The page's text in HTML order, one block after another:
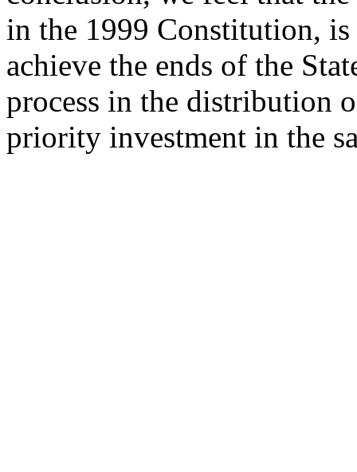
in the 1999 Constitution,
achieve the ends of the
process in the distribution
priority investment in the